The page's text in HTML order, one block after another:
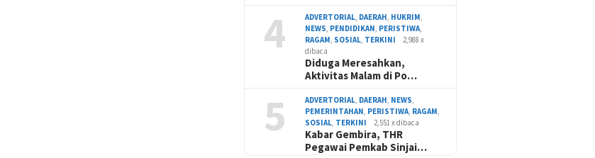
4 ADVERTORIAL DAERAH HUKRIM
NEWS PENDIDIKAN PERISTIWA
RAGAM SOSIAL TERKINI
2,988 x
dibaca
Diduga Meresahkan,
Aktivitas Malam di Po…
5 ADVERTORIAL DAERAH NEWS
PEMERINTAHAN PERISTIWA RAGAM
SOSIAL TERKINI 2,551 x dibaca
Kabar Gembira, THR
Pegawai Pemkab Sinjai…